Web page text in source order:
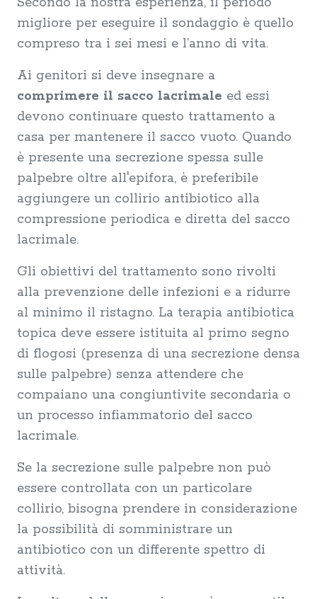
migliore per eseguire il sondaggio è quello
compreso tra i sei mesi e l’anno di vita.
Ai genitori si deve insegnare a
comprimere il sacco lacrimale ed essi
devono continuare questo trattamento a
casa per mantenere il sacco vuoto. Quando
è presente una secrezione spessa sulle
palpebre oltre all'epifora, è preferibile
aggiungere un collirio antibiotico alla
compressione periodica e diretta del sacco
lacrimale.
Gli obiettivi del trattamento sono rivolti
alla prevenzione delle infezioni e a ridurre
al minimo il ristagno. La terapia antibiotica
topica deve essere istituita al primo segno
di flogosi (presenza di una secrezione densa
sulle palpebre) senza attendere che
compaiano una congiuntivite secondaria o
un processo infiammatorio del sacco
lacrimale.
Se la secrezione sulle palpebre non può
essere controllata con un particolare
collirio, bisogna prendere in considerazione
la possibilità di somministrare un
antibiotico con un differente spettro di
attività.